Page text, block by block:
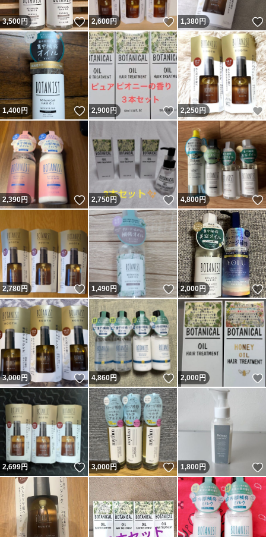
3,500円 いいね！
2,600円 いいね！
1,380円
1,400円 いいね！
2,900円 いいね！
2,250 円
2,390円 いいね！
2,750円 いいね！
4,800円
2,780円 いいね！
1,490円 いいね！
2,000円
3,000円 いいね！
4,860円 いいね！
2,000円
2,699円 いいね！
3,000円 いいね！
1,800円